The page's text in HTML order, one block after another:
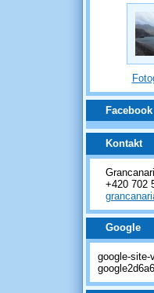
Facebook
Kontakt
+420 702
Google
google-site-